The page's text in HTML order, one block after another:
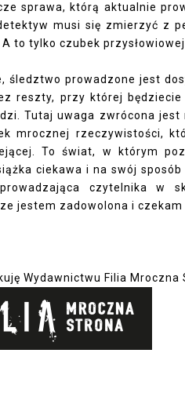
sprawa, którą aktualnie
musi się zmierzyć z
to tylko czubek przysłowiowej
śledztwo prowadzone jest
reszty, przy której
Tutaj uwaga zwrócona jest
mrocznej rzeczywistości,
To świat, w którym
ciekawa i na swój sposób
czytelnika w
jestem zadowolona i czekam
Wydawnictwu Filia Mroczna